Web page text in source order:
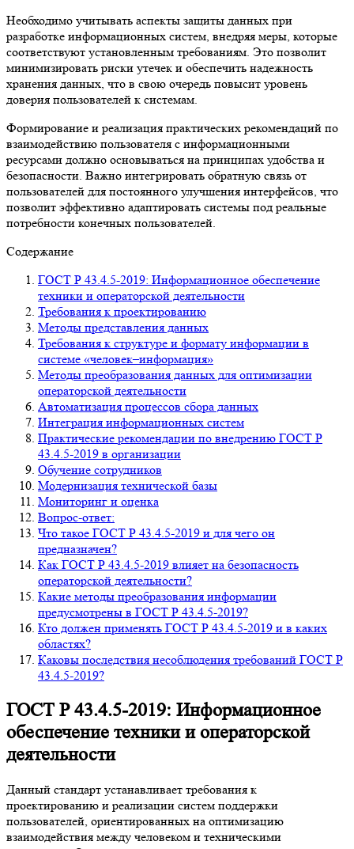
Необходимо учитывать аспекты защиты данных при
разработке информационных систем, внедряя меры, которые
соответствуют установленным требованиям. Это позволит
минимизировать риски утечек и обеспечить надежность
хранения данных, что в свою очередь повысит уровень
доверия пользователей к системам.
Формирование и реализация практических рекомендаций по
взаимодействию пользователя с информационными
ресурсами должно основываться на принципах удобства и
безопасности. Важно интегрировать обратную связь от
пользователей для постоянного улучшения интерфейсов, что
позволит эффективно адаптировать системы под реальные
потребности конечных пользователей.
Содержание
ГОСТ Р 43.4.5-2019: Информационное обеспечение
техники и операторской деятельности
Требования к проектированию
Методы представления данных
Требования к структуре и формату информации в
системе «человек–информация»
Методы преобразования данных для оптимизации
операторской деятельности
Автоматизация процессов сбора данных
Интеграция информационных систем
Практические рекомендации по внедрению ГОСТ Р
43.4.5-2019 в организации
Обучение сотрудников
Модернизация технической базы
Мониторинг и оценка
Вопрос-ответ:
Что такое ГОСТ Р 43.4.5-2019 и для чего он
предназначен?
Как ГОСТ Р 43.4.5-2019 влияет на безопасность
операторской деятельности?
Какие методы преобразования информации
предусмотрены в ГОСТ Р 43.4.5-2019?
Кто должен применять ГОСТ Р 43.4.5-2019 и в каких
областях?
Каковы последствия несоблюдения требований ГОСТ Р
43.4.5-2019?
ГОСТ Р 43.4.5-2019: Информационное
обеспечение техники и операторской
деятельности
Данный стандарт устанавливает требования к
проектированию и реализации систем поддержки
пользователей, ориентированных на оптимизацию
взаимодействия между человеком и техническими